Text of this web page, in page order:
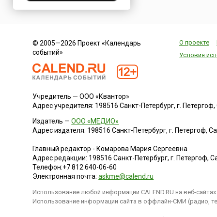
Нигерия
Норвегия
ОАЭ
Оман
Палестина
Перу
Португалия
Румыния
США
Саудовская Аравия
Сербия
красивый шарик в
© 2005—2026 Проект «Календарь
событий»
О проекте
Условия
Учредитель — ООО «Квантор»
Адрес учредителя: 198516 Санкт-Петербург, г.
Издатель —ООО «МЕДИО»
Адрес издателя: 198516 Санкт-Петербург, г. Петергоф,
Главный редактор - Комарова Мария Сергеевна
Адрес редакции: 198516 Санкт-Петербург, г. Петергоф,
Телефон:+7 812 640-06-60
Электронная почта:askme@calend.ru
Использование любой информации CALEND.RU на веб-
Использование информации сайта в оффлайн-СМИ (радио,